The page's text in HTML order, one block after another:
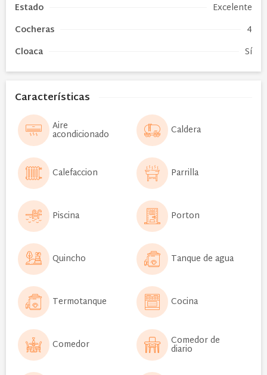
Estado
Excelente
Cocheras
4
Cloaca
Sí
Características
Aire
acondicionado Caldera
Calefaccion Parrilla
Piscina Porton
Quincho Tanque de agua
Termotanque Cocina
Comedor Comedor de
diario